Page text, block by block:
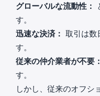
グローバルな流動性：
す。
迅速な決済： 取引は数
す。
従来の仲介業者が不要：
す。
しかし、従来のオフシ